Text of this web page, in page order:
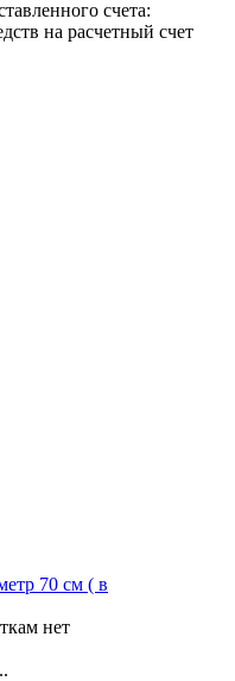
счета:
на расчетный счет
70 см ( в
нет